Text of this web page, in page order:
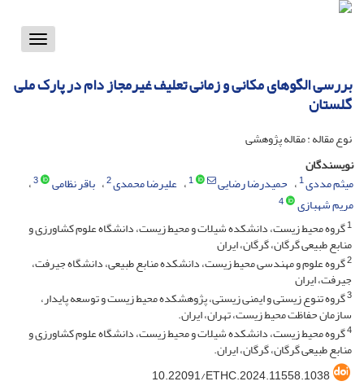
Toggle
بررسی الگوهای مکانی و زمانی تعلیف غیرمجاز دام در پارک ملی
گلستان
نوع مقاله : مقاله پژوهشی
نویسندگان
میثم مددی1 حمیدرضا رضایی 1 علیرضا محمدی2 باقر نظامی 3
مریم شهبازی
4
1گروه محیط زیست، دانشکده شیلات و محیط زیست، دانشگاه علوم کشاورزی و
منابع طبیعی گرگان، گرگان، ایران
2گروه علوم و مهندسی محیط زیست، دانشکده منابع طبیعی، دانشگاه جیرفت،
جیرفت، ایران
3گروه تنوع زیستی و ایمنی زیستی، پژوهشکده محیط زیست و توسعه پایدار،
سازمان حفاظت محیط زیست، تهران، ایران.
4گروه محیط زیست، دانشکده شیلات و محیط زیست، دانشگاه علوم کشاورزی و
منابع طبیعی گرگان، گرگان، ایران.
10.22091/ETHC.2024.11558.1038